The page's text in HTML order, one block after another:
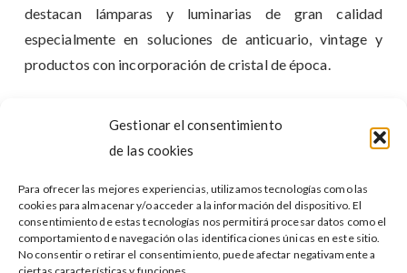
Gestionar el consentimiento
de las cookies
Para ofrecer las mejores experiencias, utilizamos tecnologías como las
cookies para almacenar y/o acceder a la información del dispositivo. El
consentimiento de estas tecnologías nos permitirá procesar datos como el
comportamiento de navegación o las identificaciones únicas en este sitio.
No consentir o retirar el consentimiento, puede afectar negativamente a
destacan lámparas y luminarias de gran calidad
especialmente en soluciones de anticuario, vintage y
productos con incorporación de cristal de época.
Inicio y desarrollo de nuevas vías de negocio
Internacionalización de su actividad
Asesoramiento